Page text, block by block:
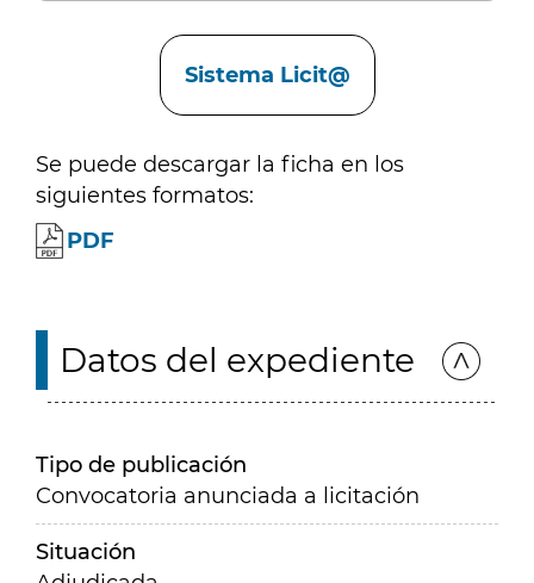
Sistema Licit@
Se puede descargar la ficha en los
siguientes formatos:
PDF
Datos del expediente
Tipo de publicación
Convocatoria anunciada a licitación
Situación